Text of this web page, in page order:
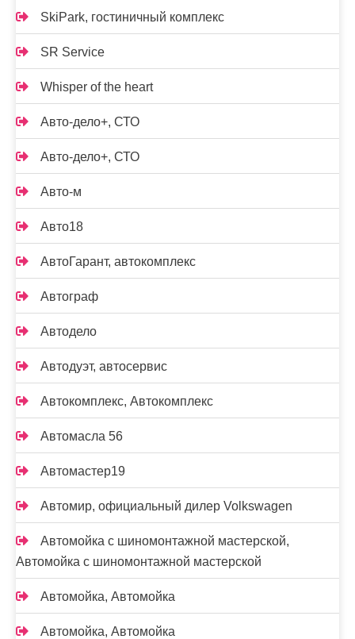
SkiPark, гостиничный комплекс
SR Service
Whisper of the heart
Авто-дело+, СТО
Авто-дело+, СТО
Авто-м
Авто18
АвтоГарант, автокомплекс
Автограф
Автодело
Автодуэт, автосервис
Автокомплекс, Автокомплекс
Автомасла 56
Автомастер19
Автомир, официальный дилер Volkswagen
Автомойка с шиномонтажной мастерской,
Автомойка с шиномонтажной мастерской
Автомойка, Автомойка
Автомойка, Автомойка